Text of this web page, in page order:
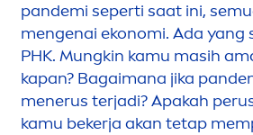
pandemi seperti saat ini,
mengenai ekonomi. Ada yang
PHK. Mungkin kamu masih
kapan? Bagaimana jika
menerus terjadi? Apakah
kamu bekerja akan tetap